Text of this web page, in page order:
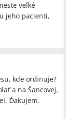
veľké
jeho pacienti,
kde ordinuje?
a na Šancovej,
Ďakujem.